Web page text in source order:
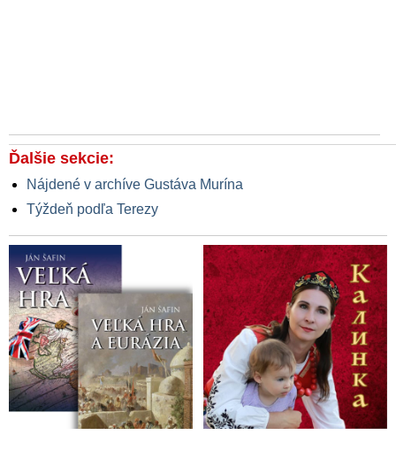
Ďalšie sekcie:
Nájdené v archíve Gustáva Murína
Týždeň podľa Terezy